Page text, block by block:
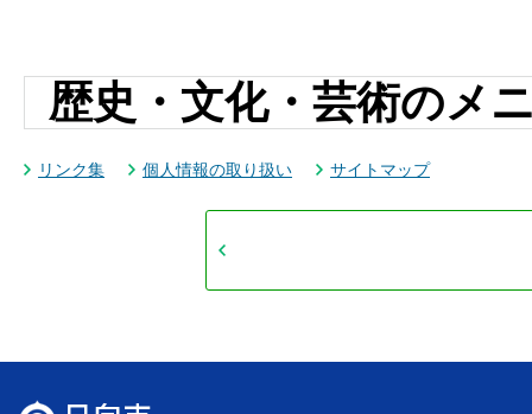
歴史・文化・芸術のメ
リンク集 個人情報の取り扱い サイトマップ